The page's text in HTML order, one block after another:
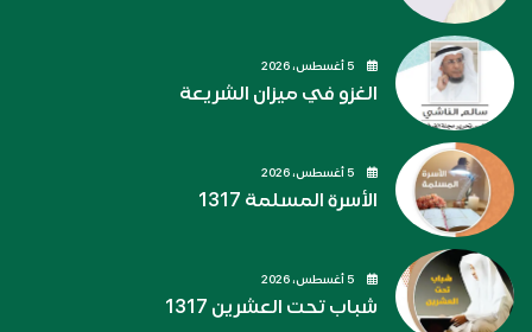
الغزو في ميزان الشريعة
الأسرة المسلمة 1317
شباب تحت العشرين 1317